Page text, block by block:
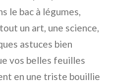
le bac à légumes,
un art, une science,
astuces bien
vos belles feuilles
en une triste bouillie